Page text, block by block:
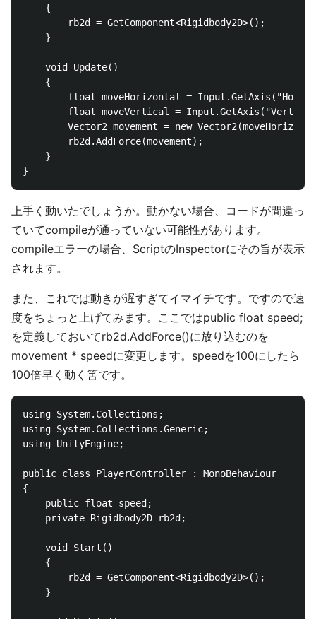
    {
        rb2d = GetComponent<Rigidbody2D>();
    }
    void Update()
    {
float moveHorizontal =
float moveVertical =
Vector2 movement = new
        rb2d.AddForce(movement);
    }
上手く動いたでしょうか。動かない場合、コードが間違っ
ていてcompileが通っていない可能性があります。
compileエラーの場合、ScriptのInspectorにその旨が表示
されます。
また、これでは動きが遅すぎてイマイチです。ですので速
度をちょっと上げてみます。ここではpublic float speed;
を定義しておいてrb2d.AddForce()に放り込むのを
movement * speedに変更します。speedを100にしたら
100倍早く動く筈です。
using System.Collections;
using System.Collections.Generic;
using UnityEngine;
public class PlayerController : MonoBehaviour
{
    public float speed;
    private Rigidbody2D rb2d;
    void Start()
    {
        rb2d = GetComponent<Rigidbody2D>();
    }